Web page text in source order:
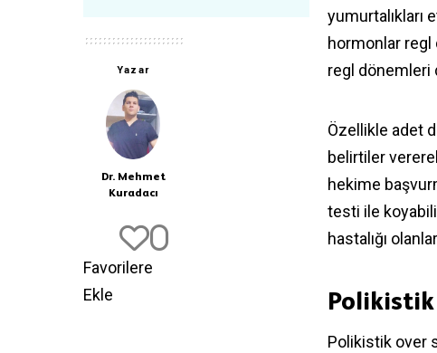
Yazar
Dr. Mehmet
Kuradacı
0
Favorilere
Ekle
yumurtalıkları
hormonlar regl
regl dönemleri
Özellikle adet
belirtiler
hekime
testi ile
hastalığı
Polikistik
Polikistik over